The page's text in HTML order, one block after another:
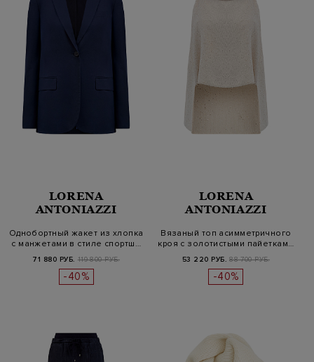
LORENA
ANTONIAZZI
Однобортный жакет из хлопка
с манжетами в стиле спортш…
71 880 РУБ. 119 800 РУБ.
-40%
LORENA
ANTONIAZZI
Вязаный топ асимметричного
кроя с золотистыми пайеткам…
53 220 РУБ. 88 700 РУБ.
-40%